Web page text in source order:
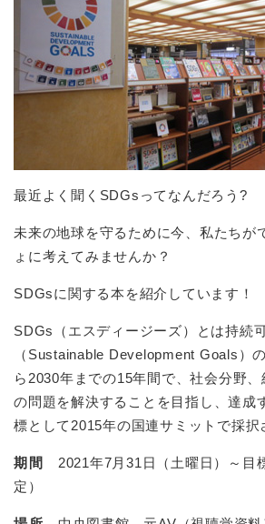
最近よく聞くSDGsってなんだろう?
未来の地球を守るために今、私たちが
ょに考えてみませんか？
SDGsに関する本を紹介しています！
SDGs（エスディージーズ）とは持続
（Sustainable Development Goals）
ら2030年までの15年間で、社会分野
の問題を解決することを目指し、達成
標として2015年の国連サミットで採択
期間
2021年7月31日（土曜日）～目
定）